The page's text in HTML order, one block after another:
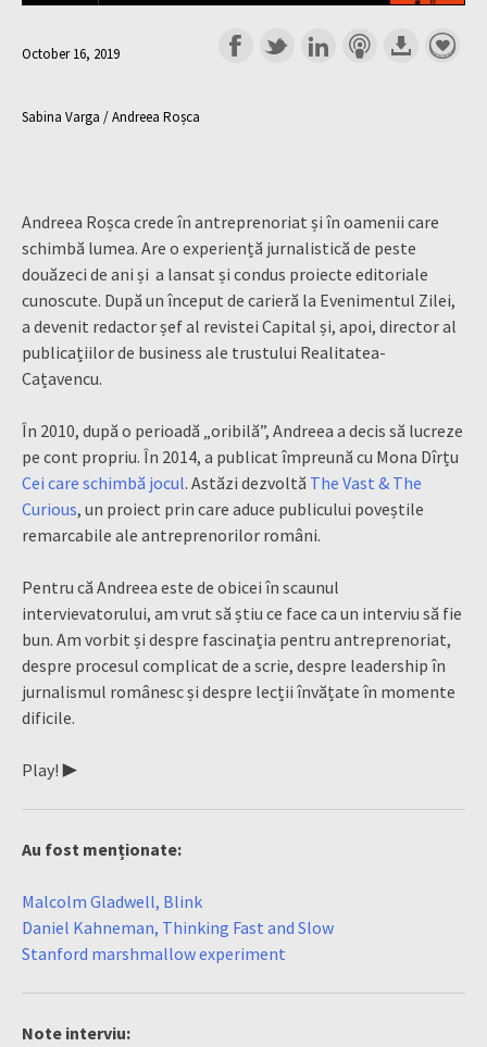
October 16, 2019
Sabina Varga / Andreea Roșca
Andreea Roșca crede în antreprenoriat și în oamenii care
schimbă lumea. Are o experiență jurnalistică de peste
douăzeci de ani și a lansat și condus proiecte editoriale
cunoscute. După un început de carieră la Evenimentul Zilei,
a devenit redactor șef al revistei Capital și, apoi, director al
publicațiilor de business ale trustului Realitatea-
Cațavencu.
În 2010, după o perioadă „oribilă”, Andreea a decis să lucreze
pe cont propriu. În 2014, a publicat împreună cu Mona Dîrțu
Cei care schimbă jocul. Astăzi dezvoltă The Vast & The
Curious, un proiect prin care aduce publicului poveștile
remarcabile ale antreprenorilor români.
Pentru că Andreea este de obicei în scaunul
intervievatorului, am vrut să știu ce face ca un interviu să fie
bun. Am vorbit și despre fascinația pentru antreprenoriat,
despre procesul complicat de a scrie, despre leadership în
jurnalismul românesc și despre lecții învățate în momente
dificile.
Play! ▶
Au fost menționate:
Malcolm Gladwell, Blink
Daniel Kahneman, Thinking Fast and Slow
Stanford marshmallow experiment
Note interviu: